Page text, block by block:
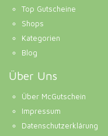
Top Gutscheine
Shops
Kategorien
Blog
Über Uns
Über McGutschein
Impressum
Datenschutzerklärung